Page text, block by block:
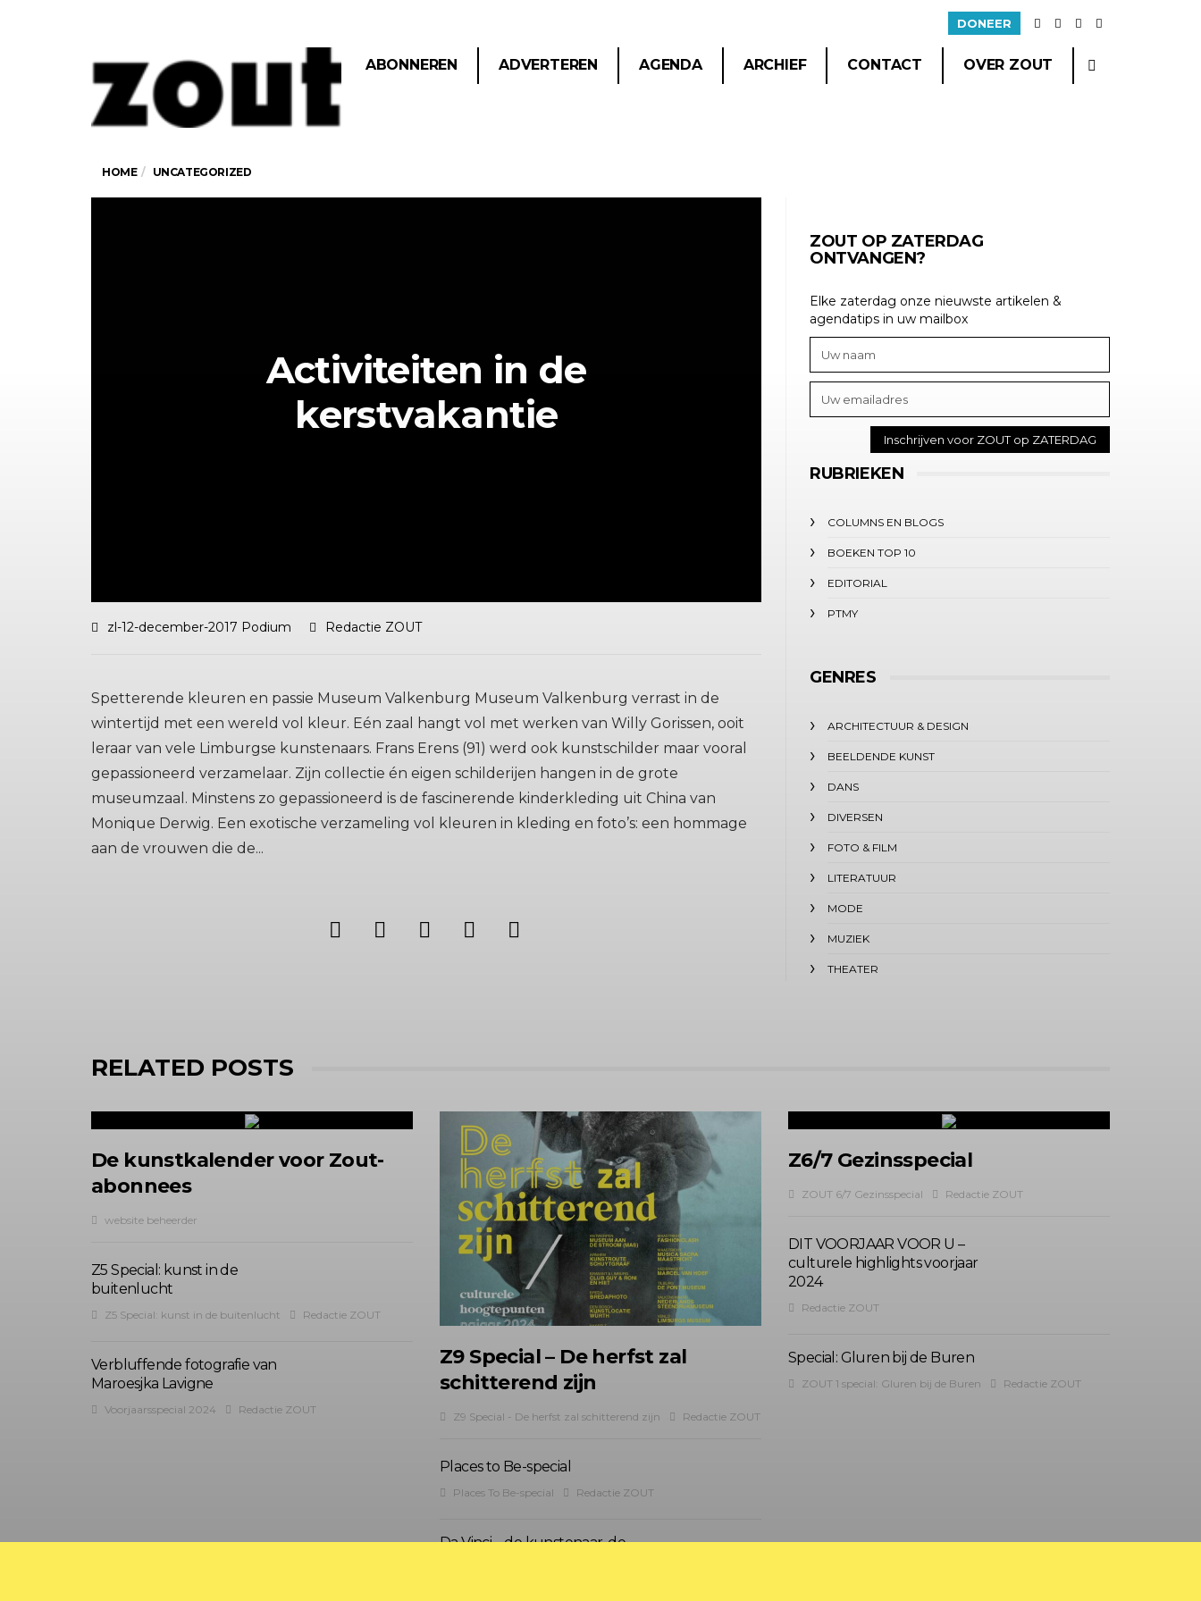
DONEER
ABONNEREN ADVERTEREN AGENDA ARCHIEF CONTACT OVER ZOUT
HOME UNCATEGORIZED
Activiteiten in de
kerstvakantie
zl-12-december-2017 Podium Redactie ZOUT
Spetterende kleuren en passie Museum Valkenburg Museum Valkenburg verrast in de
wintertijd met een wereld vol kleur. Eén zaal hangt vol met werken van Willy Gorissen, ooit
leraar van vele Limburgse kunstenaars. Frans Erens (91) werd ook kunstschilder maar vooral
gepassioneerd verzamelaar. Zijn collectie én eigen schilderijen hangen in de grote
museumzaal. Minstens zo gepassioneerd is de fascinerende kinderkleding uit China van
Monique Derwig. Een exotische verzameling vol kleuren in kleding en foto’s: een hommage
aan de vrouwen die de...
ZOUT OP ZATERDAG
ONTVANGEN?
Elke zaterdag onze nieuwste artikelen &
agendatips in uw mailbox
RUBRIEKEN
COLUMNS EN BLOGS
BOEKEN TOP 10
EDITORIAL
PTMY
GENRES
ARCHITECTUUR & DESIGN
BEELDENDE KUNST
DANS
DIVERSEN
FOTO & FILM
LITERATUUR
MODE
MUZIEK
THEATER
RELATED POSTS
De kunstkalender voor Zout-
abonnees
website beheerder
Z5 Special: kunst in de
buitenlucht
Z5 Special: kunst in de buitenlucht Redactie ZOUT
Verbluffende fotografie van
Maroesjka Lavigne
Voorjaarsspecial 2024 Redactie ZOUT
Z9 Special – De herfst zal
schitterend zijn
Z9 Special - De herfst zal schitterend zijn Redactie ZOUT
Places to Be-special
Places To Be-special Redactie ZOUT
Da Vinci – de kunstenaar, de
Z6/7 Gezinsspecial
ZOUT 6/7 Gezinsspecial Redactie ZOUT
DIT VOORJAAR VOOR U –
culturele highlights voorjaar
2024
Redactie ZOUT
Special: Gluren bij de Buren
ZOUT 1 special: Gluren bij de Buren Redactie ZOUT